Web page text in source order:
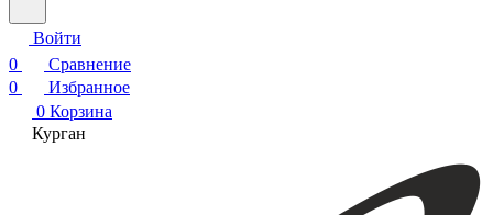
Войти
0
Сравнение
0
Избранное
0 Корзина
Курган